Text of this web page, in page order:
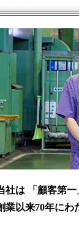
社は 「顧客第
業以来70年にわ